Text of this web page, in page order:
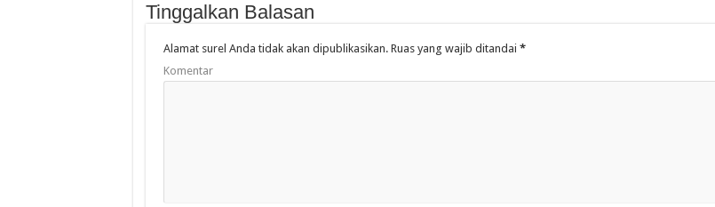
Tinggalkan Balasan
Alamat surel Anda tidak akan dipublikasikan.Ruas yang wajib ditandai *
Komentar